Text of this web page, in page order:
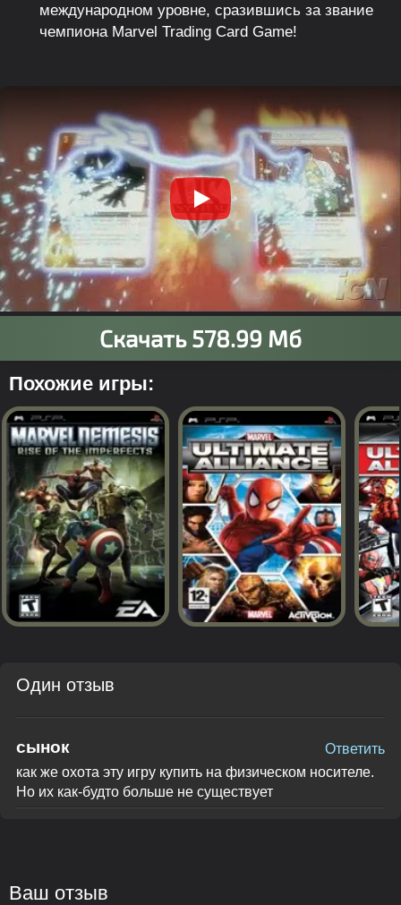
международном уровне, сразившись за звание
чемпиона Marvel Trading Card Game!
Похожие игры:
Один отзыв
сынок
как же охота эту игру купить на физическом носителе.
Но их как-будто больше не существует
Ответить
Ваш отзыв